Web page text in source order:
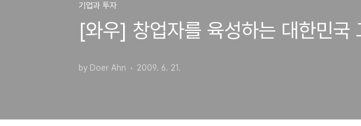
기업과 투자
[와우] 창업자를 육성하는 대한민국
by Doer Ahn 2009. 6. 21.